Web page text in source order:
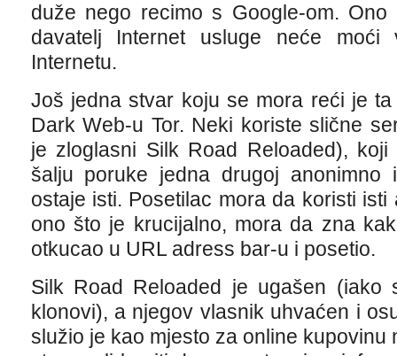
duže nego recimo s Google-om.
davatelj Internet usluge neće moći
Internetu.
Još jedna stvar koju se mora reći je
Dark Web-u Tor. Neki koriste slične
je zloglasni Silk Road Reloaded),
šalju poruke jedna drugoj
ostaje isti. Posetilac mora da koristi
ono što je krucijalno, mora da zna
otkucao u URL adress bar-u i posetio.
Silk Road Reloaded je ugašen (iako
klonovi), a njegov vlasnik uhvaćen i
služio je kao mjesto za online kupovinu